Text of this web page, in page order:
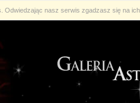
Odwiedzając nasz serwis zgadzasz się na